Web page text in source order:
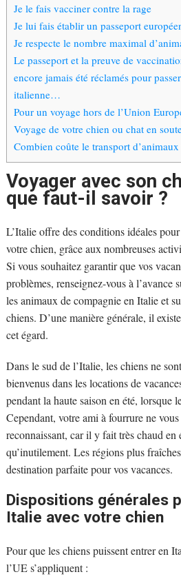
Je le fais vacciner contre la rage
Je lui fais établir un passeport
Je respecte le nombre maximal
Le passeport et la preuve de
encore jamais été réclamés pour
italienne…
Pour un voyage hors de l’Union
Voyage de votre chien ou chat en
Combien coûte le transport
Voyager avec son
que faut-il savoir ?
L’Italie offre des conditions idéales
votre chien, grâce aux nombreuses
Si vous souhaitez garantir que vos
problèmes, renseignez-vous à l’avance
les animaux de compagnie en Italie et
chiens. D’une manière générale, il
cet égard.
Dans le sud de l’Italie, les chiens ne
bienvenus dans les locations de
pendant la haute saison en été, lorsque
Cependant, votre ami à fourrure ne
reconnaissant, car il y fait très chaud en
qu’inutilement. Les régions plus
destination parfaite pour vos vacances.
Dispositions générales
Italie avec votre chien
Pour que les chiens puissent entrer en
l’UE s’appliquent :